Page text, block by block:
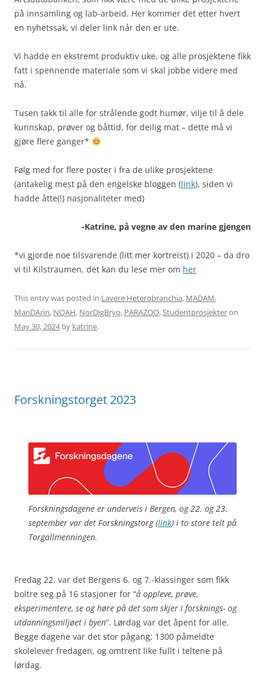
på innsamling og lab-arbeid. Her kommer det etter hvert
en nyhetssak, vi deler link når den er ute.
Vi hadde en ekstremt produktiv uke, og alle prosjektene fikk
fatt i spennende materiale som vi skal jobbe videre med
nå.
Tusen takk til alle for strålende godt humør, vilje til å dele
kunnskap, prøver og båttid, for deilig mat – dette må vi
gjøre flere ganger*
Følg med for flere poster i fra de ulike prosjektene
(antakelig mest på den engelske bloggen (link), siden vi
hadde åtte(!) nasjonaliteter med)
-Katrine, på vegne av den marine gjengen
*vi gjorde noe tilsvarende (litt mer kortreist) i 2020 – da dro
vi til Kilstraumen, det kan du lese mer om her
This entry was posted in Lavere Heterobranchia, MADAM,
ManDArin, NOAH, NorDigBryo, PARAZOO,Studentprosjekteron
May 30, 2024by katrine.
Forskningstorget 2023
Forskningsdagene er underveis i Bergen, og 22. og 23.
september var det Forskningstorg (link) i to store telt på
Torgallmenningen.
Fredag 22. var det Bergens 6. og 7.-klassinger som fikk
boltre seg på 16 stasjoner for “å oppleve, prøve,
eksperimentere, se og høre på det som skjer i forsknings- og
utdanningsmiljøet i byen“. Lørdag var det åpent for alle.
Begge dagene var det stor pågang; 1300 påmeldte
skolelever fredagen, og omtrent like fullt i teltene på
lørdag.